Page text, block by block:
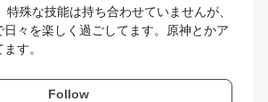
特殊な技能は持ち合わせていませんが、
々を楽しく過ごしてます。原神とかア
す。
Follow